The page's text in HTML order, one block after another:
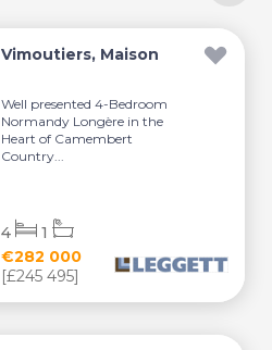
Vimoutiers, Maison
Well presented 4-Bedroom
Normandy Longère in the
Heart of Camembert
Country...
€282 000
[£245 495]
4 1